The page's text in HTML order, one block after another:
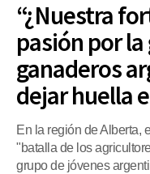
“¿Nuestra
pasión por
ganaderos
dejar huella
En la región de Alberta,
"batalla de los
grupo de jóvenes